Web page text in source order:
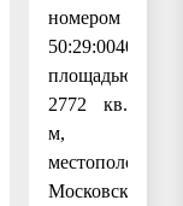
номером
50:29:0040253:67
площадью
2772 кв.
м,
местоположение:
Московская